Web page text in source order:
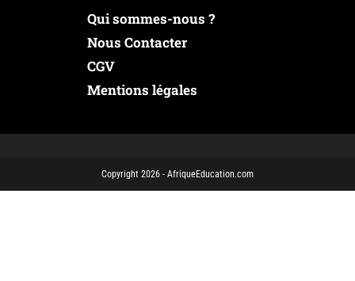
Qui sommes-nous ?
Nous Contacter
CGV
Mentions légales
Copyright 2026 - AfriqueEducation.com